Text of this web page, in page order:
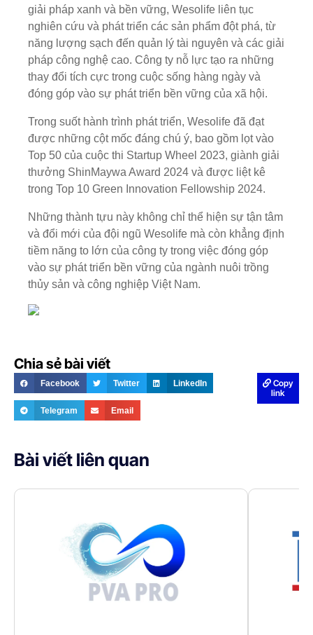
giải pháp xanh và bền vững, Wesolife liên tục
nghiên cứu và phát triển các sản phẩm đột phá, từ
năng lượng sạch đến quản lý tài nguyên và các giải
pháp công nghệ cao. Công ty nỗ lực tạo ra những
thay đổi tích cực trong cuộc sống hàng ngày và
đóng góp vào sự phát triển bền vững của xã hội.
Trong suốt hành trình phát triển, Wesolife đã đạt
được những cột mốc đáng chú ý, bao gồm lọt vào
Top 50 của cuộc thi Startup Wheel 2023, giành giải
thưởng ShinMaywa Award 2024 và được liệt kê
trong Top 10 Green Innovation Fellowship 2024.
Những thành tựu này không chỉ thể hiện sự tận tâm
và đổi mới của đội ngũ Wesolife mà còn khẳng định
tiềm năng to lớn của công ty trong việc đóng góp
vào sự phát triển bền vững của ngành nuôi trồng
thủy sản và công nghiệp Việt Nam.
Chia sẻ bài viết
Facebook Twitter LinkedIn
Telegram Email
Copy
link
Bài viết liên quan